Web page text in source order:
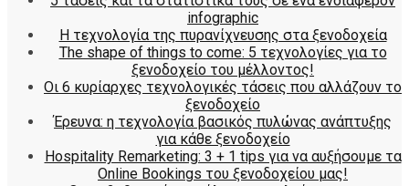
infographic
Η τεχνολογία της πυρανίχνευσης στα ξενοδοχεία
The shape of things to come: 5 τεχνολογίες για το
ξενοδοχείο του μέλλοντος!
Οι 6 κυρίαρχες τεχνολογικές τάσεις που αλλάζουν το
ξενοδοχείο
Έρευνα: η τεχνολογία βασικός πυλώνας ανάπτυξης
για κάθε ξενοδοχείο
Hospitality Remarketing: 3 + 1 tips για να αυξήσουμε τα
Online Bookings του ξενοδοχείου μας!